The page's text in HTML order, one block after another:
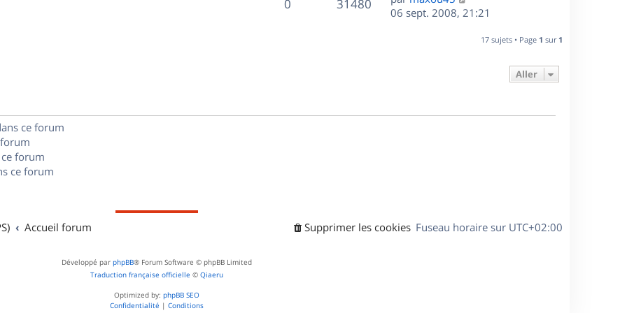
g
e
s
s
m
e
i
0 31480
e
06 sept. 2008, 21:21
17 sujets • Page 1 sur 1
Aller
ce forum
forum
ce forum
Accueil forum Fuseau horaire sur UTC+02:00
Supprimer les cookies
Développé par phpBB® Forum Software © phpBB Limited
Traduction française officielle © Qiaeru
Optimized by: phpBB SEO
Confidentialité | Conditions